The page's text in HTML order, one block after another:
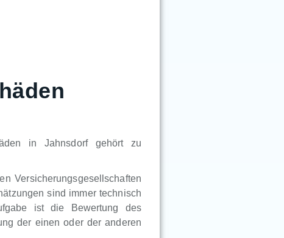
in Jahnsdorf gehört zu
Versicherungsgesellschaften
sind immer technisch
ist die Bewertung des
der einen oder der anderen